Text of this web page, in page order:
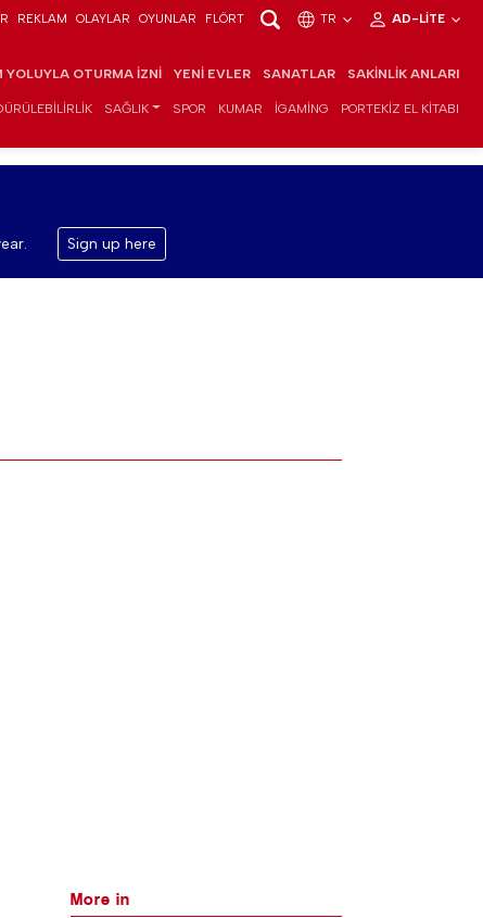
REKLAM OLAYLAR OYUNLAR FLÖRT TR AD-LITE
YOLUYLA OTURMA İZNI YENI EVLER SANATLAR SAKINLIK ANLARI
SAĞLIK SPOR KUMAR IGAMING PORTEKIZ EL KITABI
Sign up here
More in